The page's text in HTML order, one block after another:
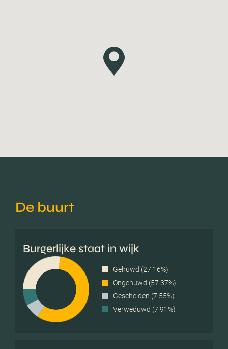
De buurt
Burgerlijke staat in wijk
Gehuwd (27.16%)
Ongehuwd (57.37%)
Gescheiden (7.55%)
Verweduwd (7.91%)